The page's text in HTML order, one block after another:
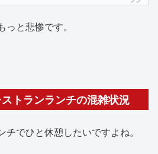
と悲惨です。
ストランランチの混雑状況
でひと休憩したいですよね。